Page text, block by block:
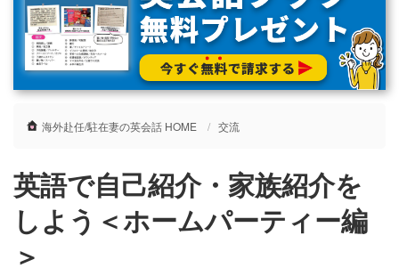
海外赴任/駐在妻の英会話 HOME 交流
英語で自己紹介・家族紹介を
しよう＜ホームパーティー編
＞